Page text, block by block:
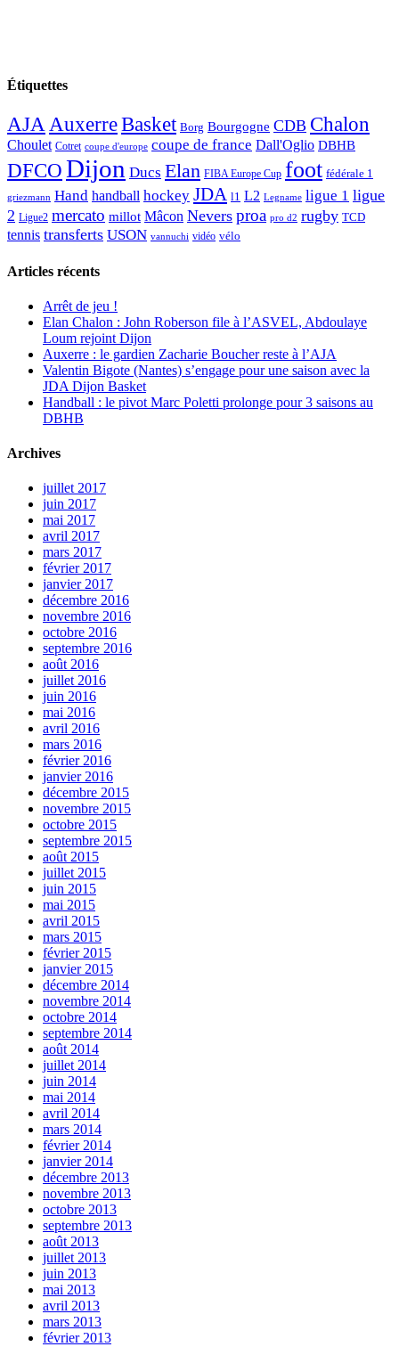
Étiquettes
AJAAuxerreBasket Borg Bourgogne CDB Chalon
Choulet Cotret coupe d'europe coupe de france Dall'Oglio DBHB
DFCODijon Ducs Elan FIBA Europe Cup foot fédérale 1
griezmann Hand handball hockey JDA l1 L2 Legname ligue 1 ligue
2 Ligue2 mercato millot Mâcon Nevers proa pro d2 rugby TCD
tennis transferts USON vannuchi vidéo vélo
Articles récents
Arrêt de jeu !
Elan Chalon : John Roberson file à l’ASVEL, Abdoulaye
Loum rejoint Dijon
Auxerre : le gardien Zacharie Boucher reste à l’AJA
Valentin Bigote (Nantes) s’engage pour une saison avec la
JDA Dijon Basket
Handball : le pivot Marc Poletti prolonge pour 3 saisons au
DBHB
Archives
juillet 2017
juin 2017
mai 2017
avril 2017
mars 2017
février 2017
janvier 2017
décembre 2016
novembre 2016
octobre 2016
septembre 2016
août 2016
juillet 2016
juin 2016
mai 2016
avril 2016
mars 2016
février 2016
janvier 2016
décembre 2015
novembre 2015
octobre 2015
septembre 2015
août 2015
juillet 2015
juin 2015
mai 2015
avril 2015
mars 2015
février 2015
janvier 2015
décembre 2014
novembre 2014
octobre 2014
septembre 2014
août 2014
juillet 2014
juin 2014
mai 2014
avril 2014
mars 2014
février 2014
janvier 2014
décembre 2013
novembre 2013
octobre 2013
septembre 2013
août 2013
juillet 2013
juin 2013
mai 2013
avril 2013
mars 2013
février 2013